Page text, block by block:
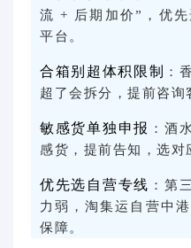
流 + 后期加价”，优
平台。
合箱别超体积限制 ：
超了会拆分，提前咨询
敏感货单独申报 ：酒
感货，提前告知，选对
优先选自营专线 ：第
力弱，淘集运自营中
保障。